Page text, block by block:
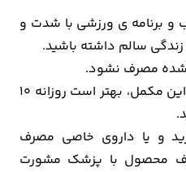
و برنامه ی ورزشی با شدت و
سالم داشته باشید.
شده مصرف نشود.
در هنگام استفاده از این مکمل، بهتر است روزانه 10
و یا داروی خاصی مصرف
محصول با پزشک مشورت